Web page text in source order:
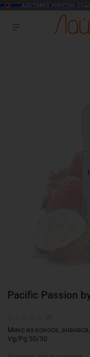
(0)
Pacific Passion
Микс из кокоса,
Vg/Pg 50/50